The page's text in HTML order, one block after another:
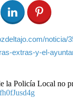
Facebook
0 Share on Twitter
0
noticia/
extras-y-el-
la Policía Local no